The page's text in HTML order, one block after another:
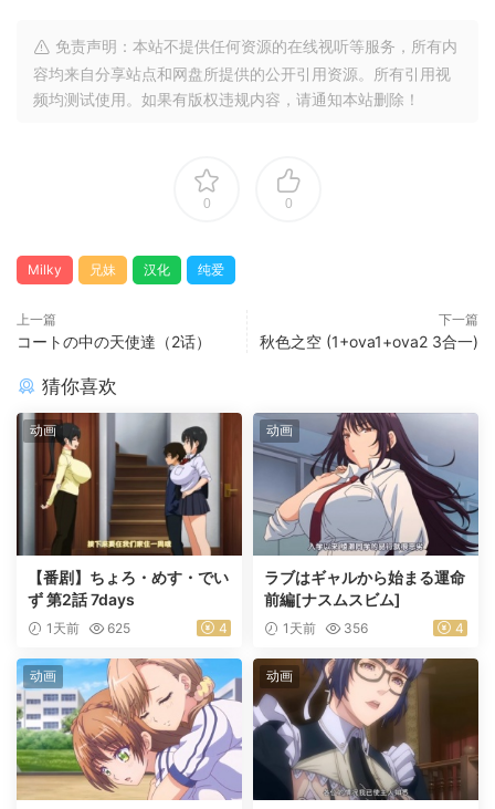
免责声明：本站不提供任何资源的在线视听等服务，所有内
容均来自分享站点和网盘所提供的公开引用资源。所有引用视
频均测试使用。如果有版权违规内容，请通知本站删除！
0 0
Milky 兄妹 汉化 纯爱
上一篇
コートの中の天使達（2话）
下一篇
秋色之空 (1+ova1+ova2 3合一)
猜你喜欢
动画
【番剧】ちょろ・めす・でい
ず 第2話 7days
1天前 625 4
动画
ラブはギャルから始まる運命
前編[ナスムスビム]
1天前 356 4
动画 动画